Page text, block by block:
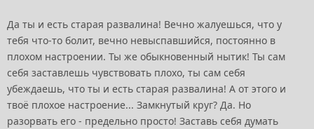
Да ты и есть старая развалина! Вечно жалуешься, что у
тебя что-то болит, вечно невыспавшийся, постоянно в
плохом настроении. Ты же обыкновенный нытик! Ты сам
себя заставлешь чувствовать плохо, ты сам себя
убеждаешь, что ты и есть старая развалина! А от этого и
твоё плохое настроение... Замкнутый круг? Да. Но
разорвать его - предельно просто! Заставь себя думать